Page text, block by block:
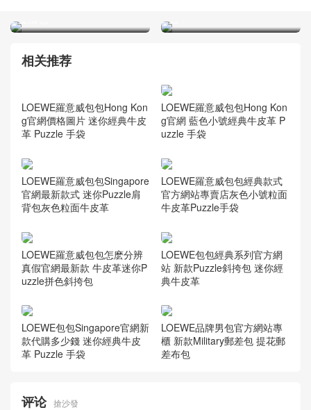
相关推荐
g官網價格圖片 迷你經典牛皮
革 Puzzle 手袋
LOEWE羅意威包包Hong Kon
g官網 藍色小號經典牛皮革 P
uzzle 手袋
官網最新款式 迷你Puzzle肩
背包灰色粒面牛皮革
官方網站專賣店灰色小號粒面
牛皮革Puzzle手袋
uzzle拼色斜挎包